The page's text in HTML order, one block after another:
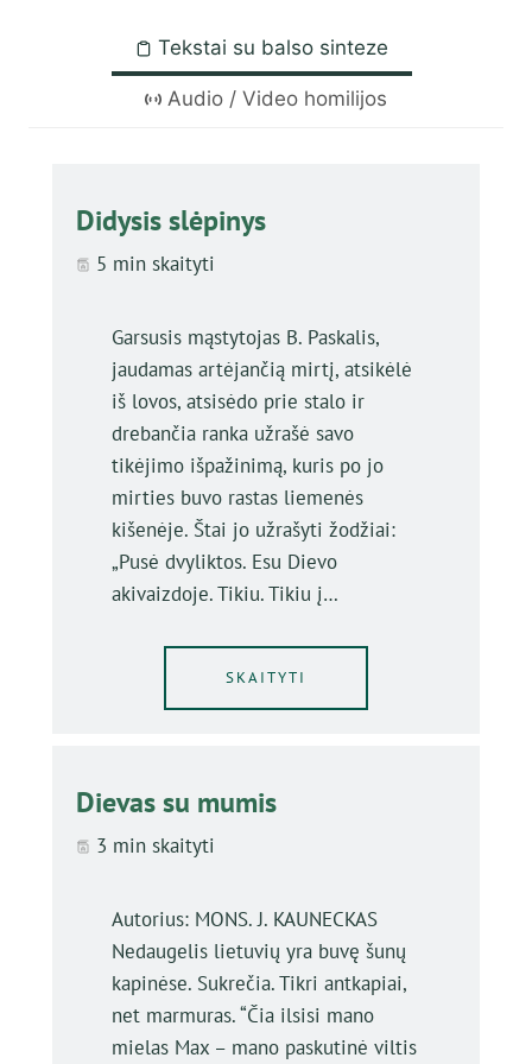
Tekstai su balso sinteze
Audio / Video homilijos
Didysis slėpinys
5 min skaityti
Garsusis mąstytojas B. Paskalis,
jaudamas artėjančią mirtį, atsikėlė
iš lovos, atsisėdo prie stalo ir
drebančia ranka užrašė savo
tikėjimo išpažinimą, kuris po jo
mirties buvo rastas liemenės
kišenėje. Štai jo užrašyti žodžiai:
„Pusė dvyliktos. Esu Dievo
akivaizdoje. Tikiu. Tikiu į…
SKAITYTI
Dievas su mumis
3 min skaityti
Autorius: MONS. J. KAUNECKAS
Nedaugelis lietuvių yra buvę šunų
kapinėse. Sukrečia. Tikri antkapiai,
net marmuras. “Čia ilsisi mano
mielas Max – mano paskutinė viltis